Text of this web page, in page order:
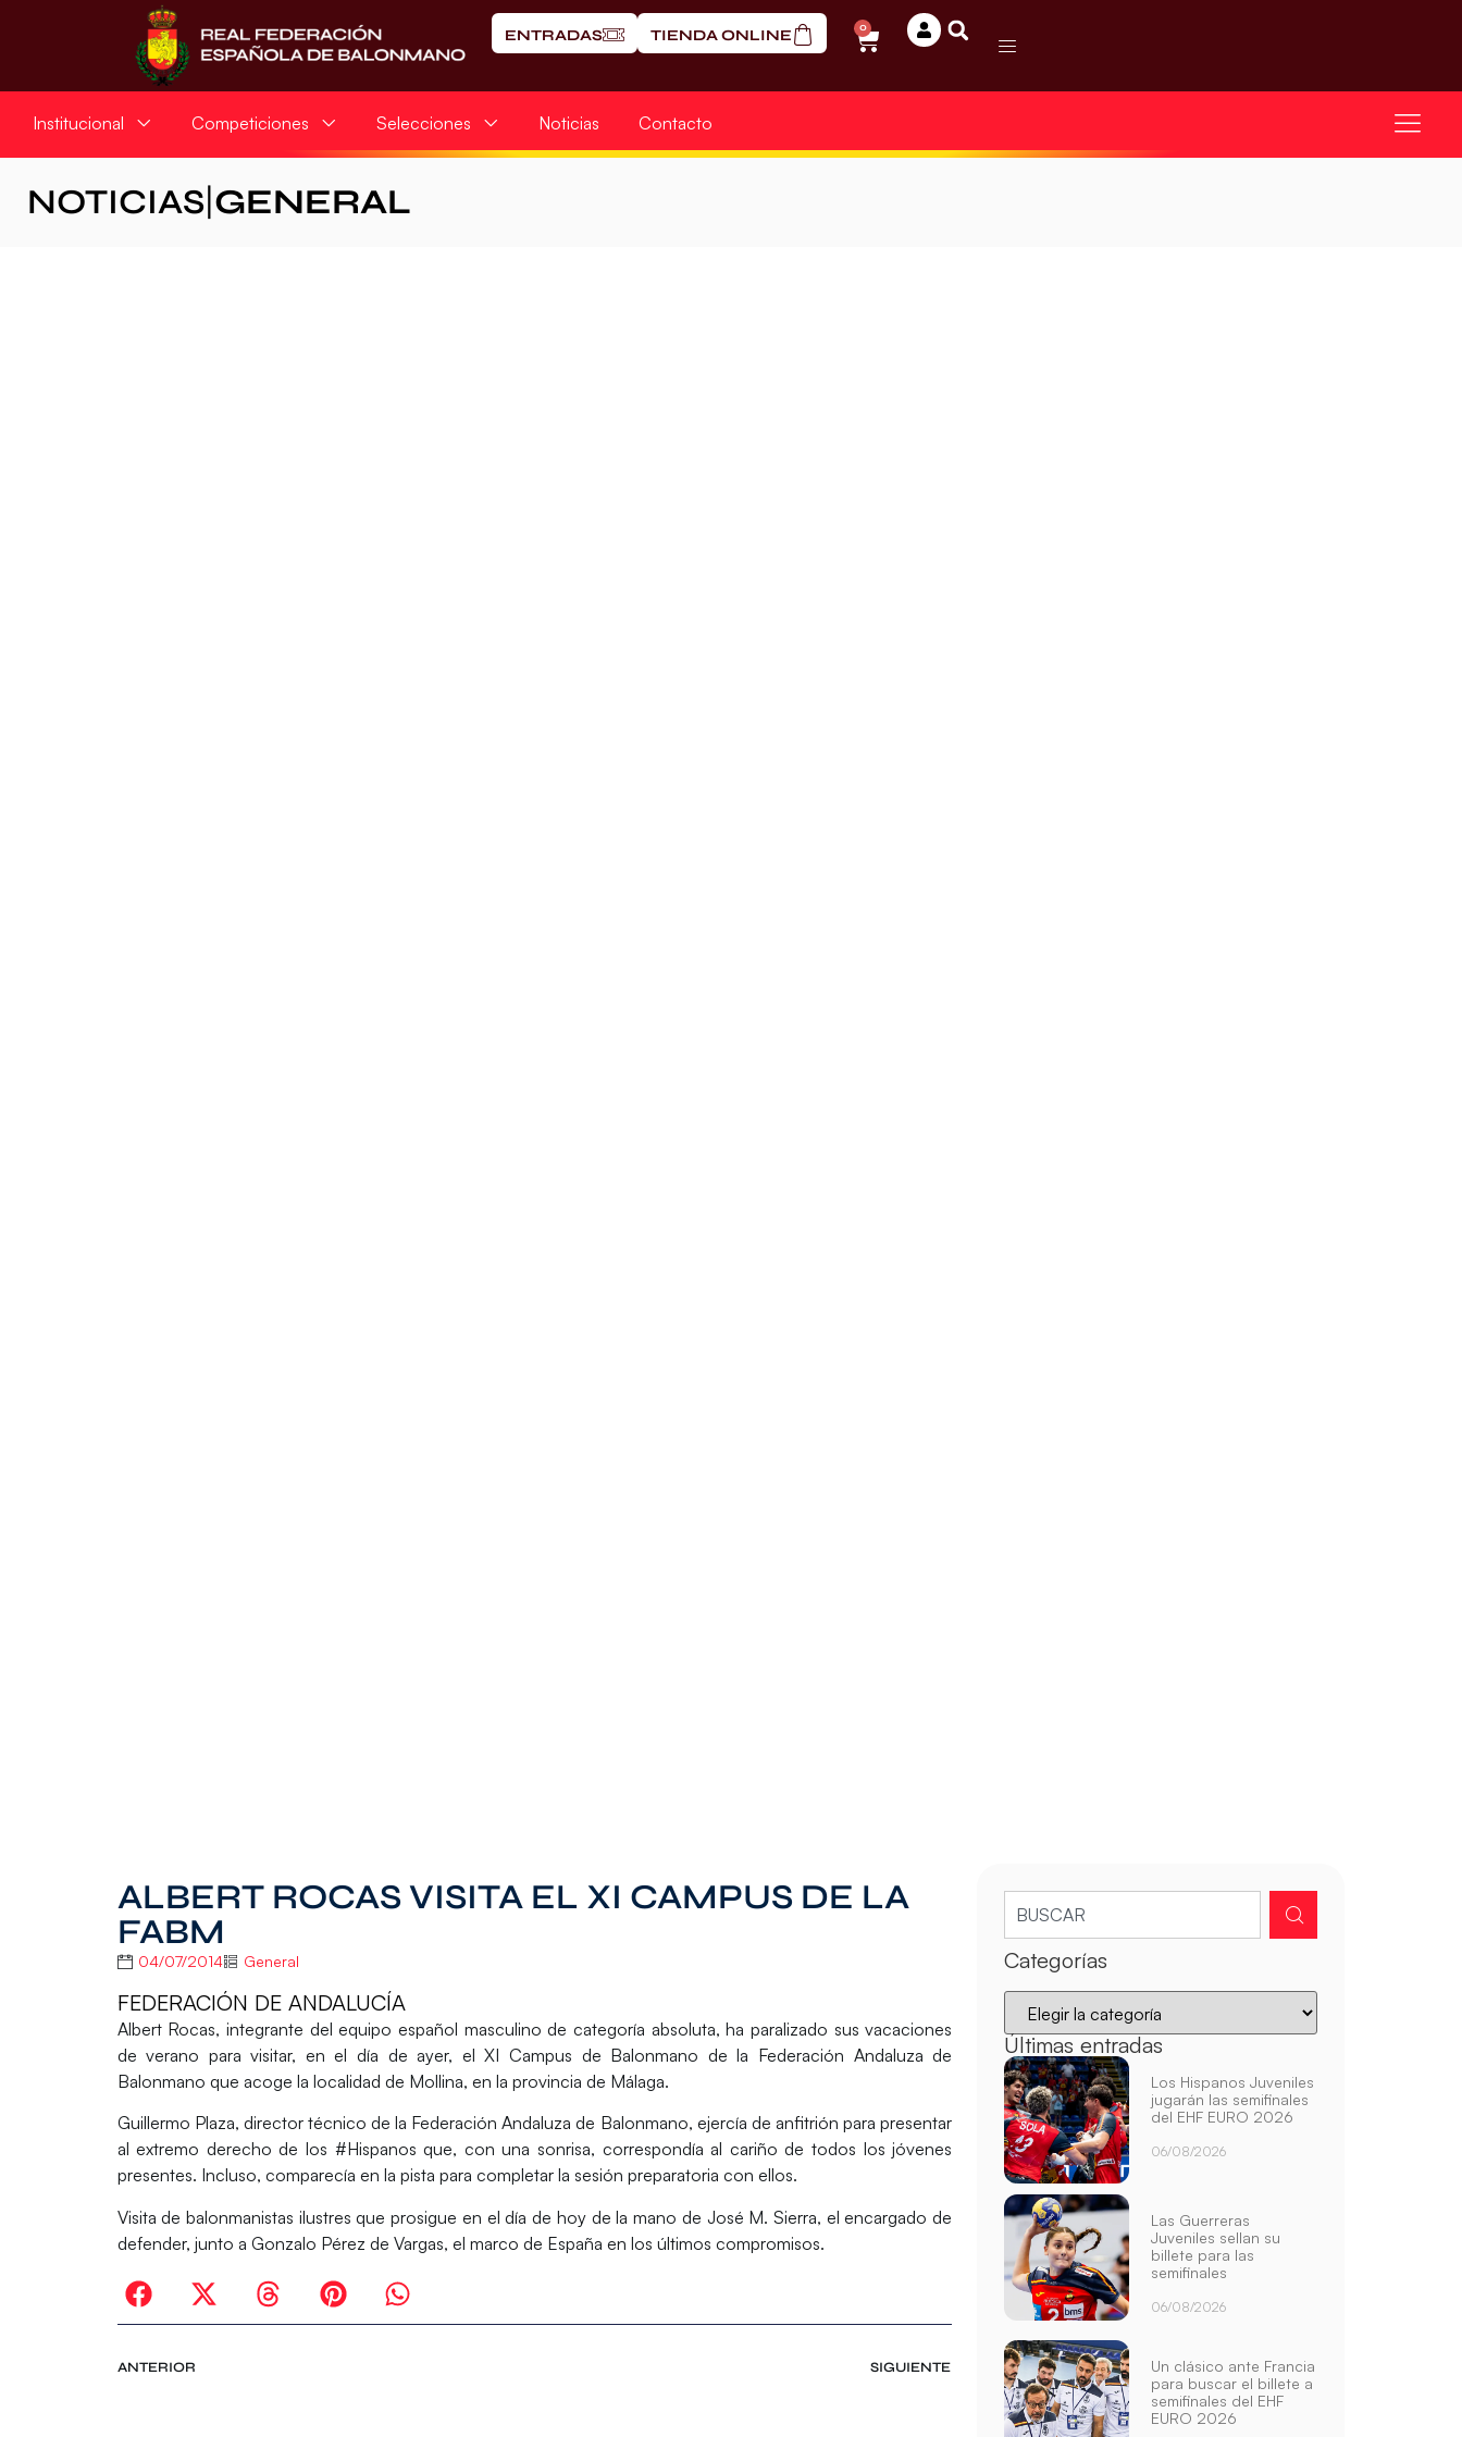
ENTRADAS TIENDA ONLINE 0
Institucional Competiciones Selecciones Noticias Contacto
NOTICIAS GENERAL
ALBERT ROCAS VISITA EL XI CAMPUS DE LA
FABM
04/07/2014 General
FEDERACIÓN DE ANDALUCÍA
Albert Rocas, integrante del equipo español masculino de categoría absoluta, ha paralizado sus vacaciones
de verano para visitar, en el día de ayer, elXI Campus de Balonmano de la Federación Andaluza de
Balonmano que acoge la localidad de Mollina, en la provincia de Málaga.
Guillermo Plaza, director técnico de la Federación Andaluza de Balonmano, ejercía de anfitrión para presentar
al extremo derecho de los #Hispanos que, con una sonrisa, correspondía al cariño de todos los jóvenes
presentes. Incluso, comparecía en la pista para completar la sesión preparatoria con ellos.
Visita de balonmanistas ilustres que prosigue en el día de hoy de la mano de José M. Sierra, el encargado de
defender, junto a Gonzalo Pérez de Vargas, el marco de España en los últimos compromisos.
ANTERIOR SIGUIENTE
Categorías
Últimas entradas
Los Hispanos Juveniles
jugarán las semifinales
del EHF EURO 2026
06/08/2026
Las Guerreras
Juveniles sellan su
billete para las
semifinales
06/08/2026
Un clásico ante Francia
para buscar el billete a
semifinales del EHF
EURO 2026